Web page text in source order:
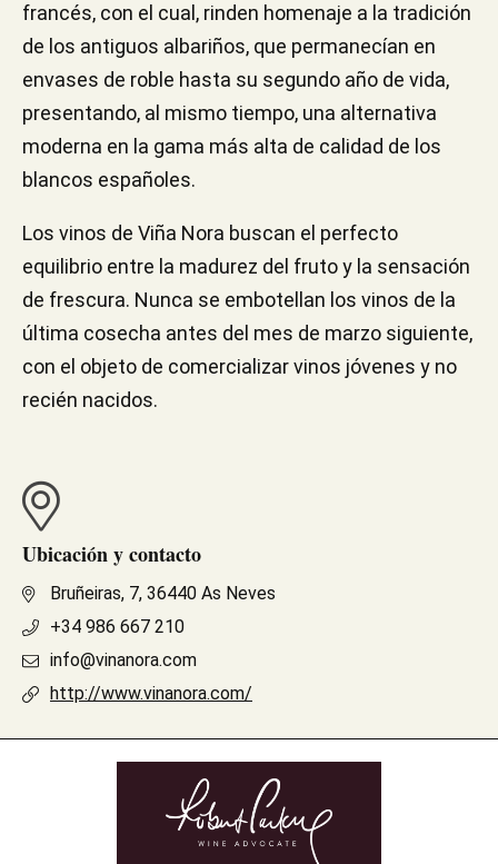
francés, con el cual, rinden homenaje a la tradición
de los antiguos albariños, que permanecían en
envases de roble hasta su segundo año de vida,
presentando, al mismo tiempo, una alternativa
moderna en la gama más alta de calidad de los
blancos españoles.
Los vinos de Viña Nora buscan el perfecto
equilibrio entre la madurez del fruto y la sensación
de frescura. Nunca se embotellan los vinos de la
última cosecha antes del mes de marzo siguiente,
con el objeto de comercializar vinos jóvenes y no
recién nacidos.
Ubicación y contacto
Bruñeiras, 7, 36440 As Neves
+34 986 667 210
info@vinanora.com
http://www.vinanora.com/